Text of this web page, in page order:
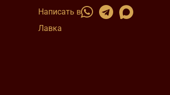
Написать в
Лавка